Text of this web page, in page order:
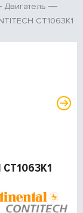
Двигатель
CT1063K1